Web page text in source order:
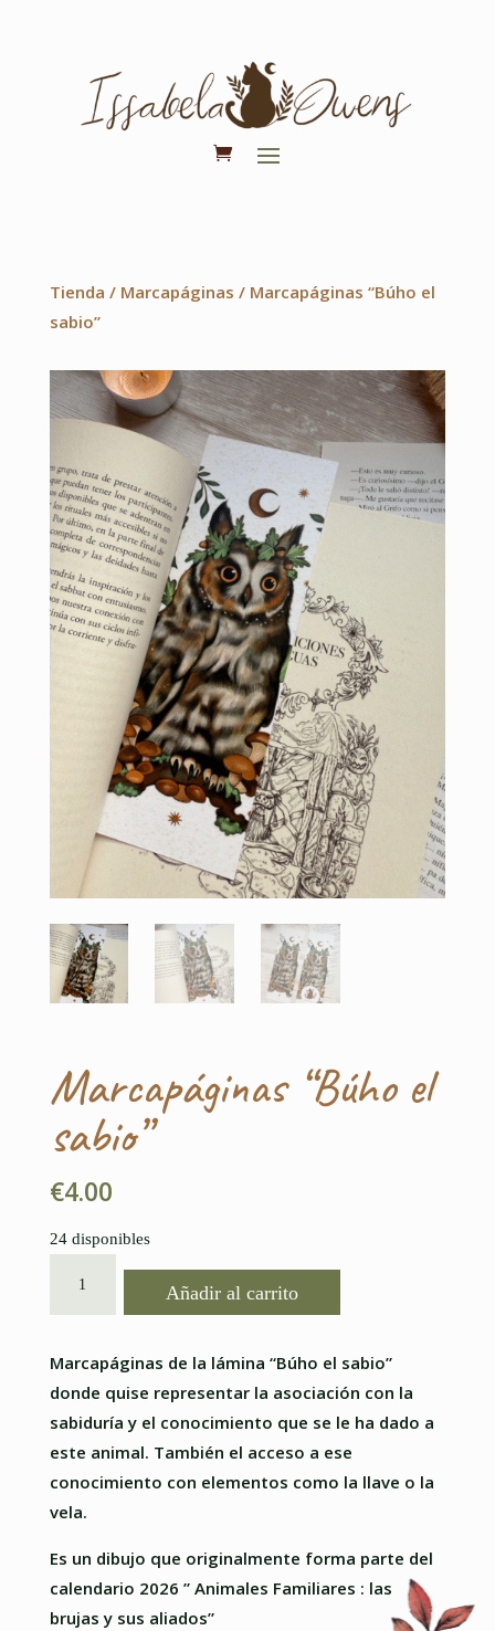
Tienda / Marcapáginas / Marcapáginas “Búho el
sabio”
Marcapáginas “Búho el
sabio”
€4.00
24 disponibles
MARCAPÁGINAS
"BÚHO
SABIO"
CANTIDAD
Añadir al carrito
Marcapáginas de la lámina “Búho el sabio”
donde quise representar la asociación con la
sabiduría y el conocimiento que se le ha dado a
este animal. También el acceso a ese
conocimiento con elementos como la llave o la
vela.
Es un dibujo que originalmente forma parte del
calendario 2026 ” Animales Familiares : las
brujas y sus aliados”